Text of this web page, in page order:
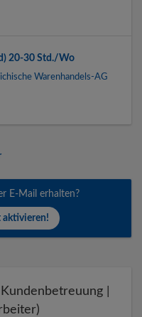
20-30 Std./Wo
Warenhandels-AG
E-Mail erhalten?
aktivieren!
|